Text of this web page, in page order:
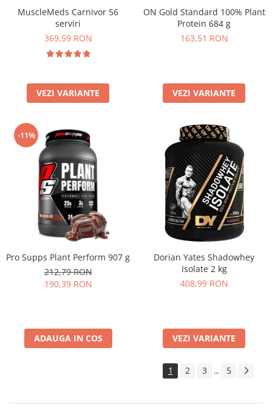
MuscleMeds Carnivor 56
serviri
369,59 RON
VEZI VARIANTE
ON Gold Standard 100% Plant
Protein 684 g
163,51 RON
VEZI VARIANTE
-11%
Pro Supps Plant Perform 907 g
212,79 RON
190,39 RON
ADAUGA IN COS
Dorian Yates Shadowhey
Isolate 2 kg
408,99 RON
VEZI VARIANTE
1 2 3 ... 5